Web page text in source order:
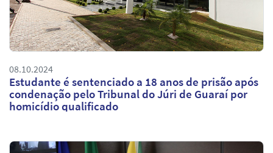
08.10.2024
Estudante é sentenciado a 18 anos de prisão após
condenação pelo Tribunal do Júri de Guaraí por
homicídio qualificado